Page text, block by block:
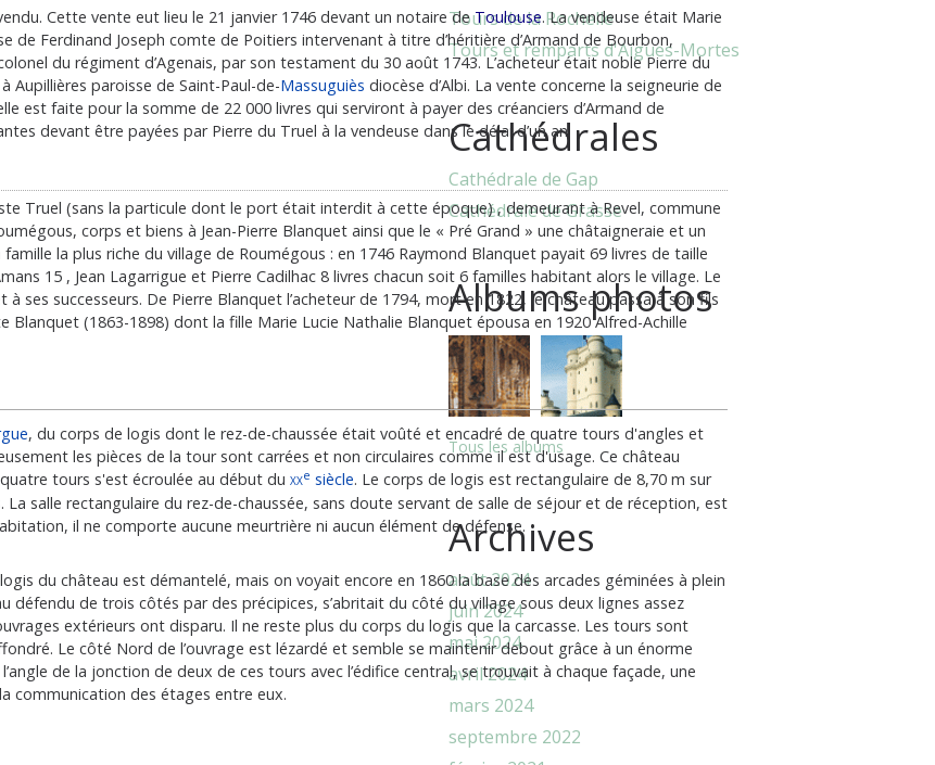
Cette vente eut lieu le 21 janvier 1746 devant un notaire deToulouse. La vendeuse était Marie
de Ferdinand Joseph comte de Poitiers intervenant à titre d’héritière d’Armand de Bourbon,
du régiment d’Agenais, par son testament du 30 août 1743. L’acheteur était noble Pierre du
Aupillières paroisse de Saint-Paul-de-Massuguiès diocèse d’Albi. La vente concerne la seigneurie de
est faite pour la somme de 22 000 livres qui serviront à payer des créanciers d’Armand de
devant être payées par Pierre du Truel à la vendeuse dans le délai d’un an.
Truel (sans la particule dont le port était interdit à cette époque) , demeurant à Revel, commune
corps et biens à Jean-Pierre Blanquet ainsi que le « Pré Grand » une châtaigneraie et un
la plus riche du village de Roumégous : en 1746 Raymond Blanquet payait 69 livres de taille
15 , Jean Lagarrigue et Pierre Cadilhac 8 livres chacun soit 6 familles habitant alors le village. Le
successeurs. De Pierre Blanquet l’acheteur de 1794, mort en 1822, le château passa à son fils
(1863-1898) dont la fille Marie Lucie Nathalie Blanquet épousa en 1920 Alfred-Achille
, du corps de logis dont le rez-de-chaussée était voûté et encadré de quatre tours d'angles et
les pièces de la tour sont carrées et non circulaires comme il est d'usage. Ce château
tours s'est écroulée au début du xxe siècle. Le corps de logis est rectangulaire de 8,70 m sur
La salle rectangulaire du rez-de-chaussée, sans doute servant de salle de séjour et de réception, est
il ne comporte aucune meurtrière ni aucun élément de défense.
du château est démantelé, mais on voyait encore en 1860 la base des arcades géminées à plein
de trois côtés par des précipices, s’abritait du côté du village sous deux lignes assez
extérieurs ont disparu. Il ne reste plus du corps du logis que la carcasse. Les tours sont
Le côté Nord de l’ouvrage est lézardé et semble se maintenir debout grâce à un énorme
de la jonction de deux de ces tours avec l’édifice central, se trouvait à chaque façade, une
communication des étages entre eux.
Tours de la Rochelle
Tours et remparts d'Aigues-Mortes
Cathédrales
Cathédrale de Gap
Cathédrale de Grasse
Albums photos
Tous les albums
Archives
août 2024
juin 2024
mai 2024
avril 2024
mars 2024
septembre 2022